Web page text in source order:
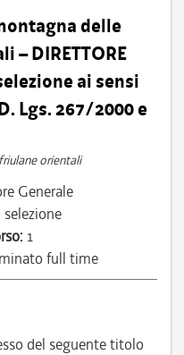
delle
DIRETTORE
ai sensi
Lgs. 267/2000 e
orientali
Generale
1
full time
del seguente titolo